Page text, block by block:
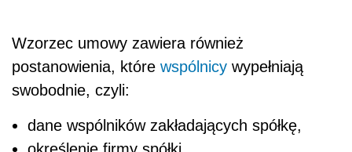
Wzorzec umowy zawiera również
postanowienia, które wspólnicy wypełniają
swobodnie, czyli:
dane wspólników zakładających spółkę,